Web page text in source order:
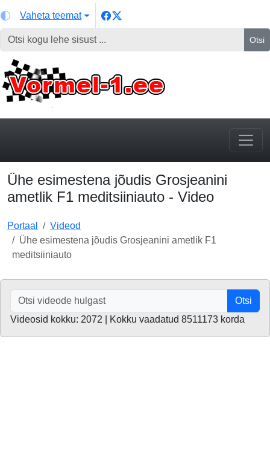
Vaheta teemat
Otsi
Ühe esimestena jõudis Grosjeanini
ametlik F1 meditsiiniauto - Video
Portaal
Videod
Ühe esimestena jõudis Grosjeanini ametlik F1
meditsiiniauto
Otsi
Videosid kokku: 2072 | Kokku vaadatud 8511173 korda